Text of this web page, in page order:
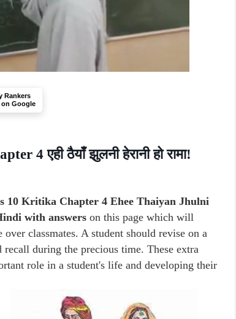
Rankers
on Google
4 एही ठैयाँ झुलनी हेरानी हो रामा!
10 Kritika Chapter 4 Ehee Thaiyan Jhulni
with answers on this page which will
classmates. A student should revise on a
during the precious time. These extra
role in a student's life and developing their